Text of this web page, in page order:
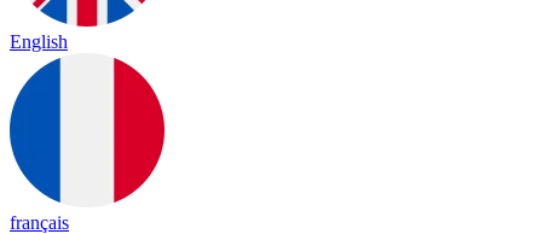
English
français